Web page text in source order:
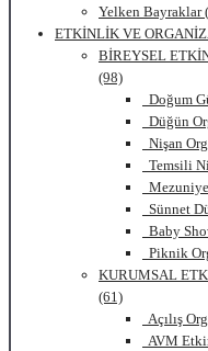
Yelken Bayraklar
ETKİNLİK VE
BİREYSEL
(98)
Doğum
Düğün
Nişan
Temsili
Sünnet
Baby
Piknik
KURUMSAL
(61)
Açılış
AVM